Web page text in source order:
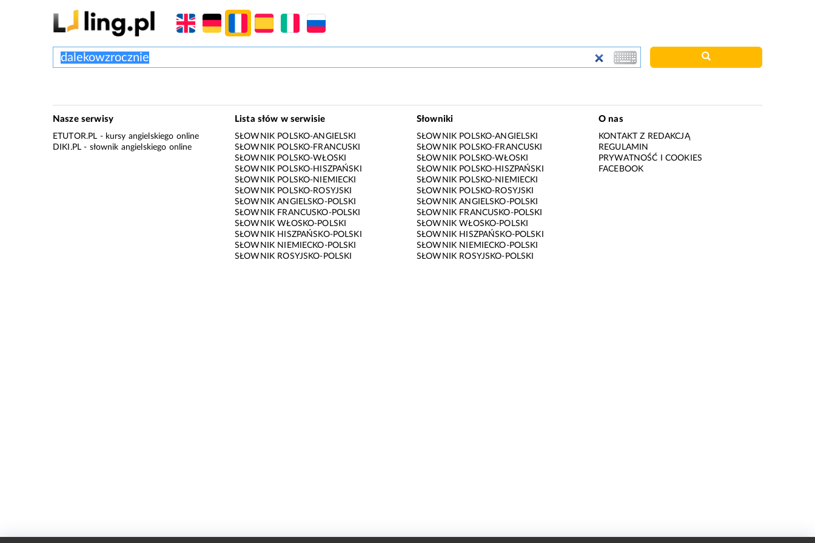
Nasze serwisy
ETUTOR.PL - kursy angielskiego online
DIKI.PL - słownik angielskiego online
Lista słów w serwisie
SŁOWNIK POLSKO-ANGIELSKI
SŁOWNIK POLSKO-FRANCUSKI
SŁOWNIK POLSKO-WŁOSKI
SŁOWNIK POLSKO-HISZPAŃSKI
SŁOWNIK POLSKO-NIEMIECKI
SŁOWNIK POLSKO-ROSYJSKI
SŁOWNIK ANGIELSKO-POLSKI
SŁOWNIK FRANCUSKO-POLSKI
SŁOWNIK WŁOSKO-POLSKI
SŁOWNIK HISZPAŃSKO-POLSKI
SŁOWNIK NIEMIECKO-POLSKI
SŁOWNIK ROSYJSKO-POLSKI
Słowniki
SŁOWNIK POLSKO-ANGIELSKI
SŁOWNIK POLSKO-FRANCUSKI
SŁOWNIK POLSKO-WŁOSKI
SŁOWNIK POLSKO-HISZPAŃSKI
SŁOWNIK POLSKO-NIEMIECKI
SŁOWNIK POLSKO-ROSYJSKI
SŁOWNIK ANGIELSKO-POLSKI
SŁOWNIK FRANCUSKO-POLSKI
SŁOWNIK WŁOSKO-POLSKI
SŁOWNIK HISZPAŃSKO-POLSKI
SŁOWNIK NIEMIECKO-POLSKI
SŁOWNIK ROSYJSKO-POLSKI
O nas
KONTAKT Z REDAKCJĄ
REGULAMIN
PRYWATNOŚĆ I COOKIES
FACEBOOK